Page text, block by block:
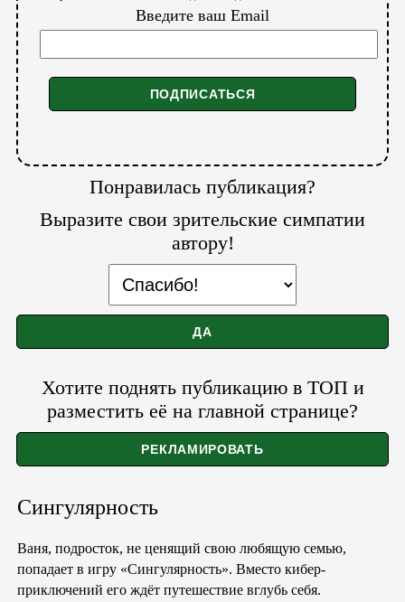
Введите ваш Email
Понравилась публикация?
Выразите свои зрительские симпатии
автору!
Хотите поднять публикацию в ТОП и
разместить её на главной странице?
Сингулярность
Ваня, подросток, не ценящий свою любящую семью,
попадает в игру «Сингулярность». Вместо кибер-
приключений его ждёт путешествие вглубь себя.